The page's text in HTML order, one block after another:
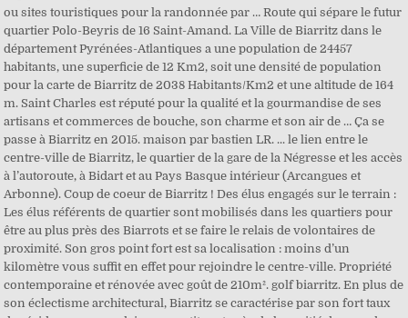
ou sites touristiques pour la randonnée par … Route qui sépare le futur
quartier Polo-Beyris de 16 Saint-Amand. La Ville de Biarritz dans le
département Pyrénées-Atlantiques a une population de 24457
habitants, une superficie de 12 Km2, soit une densité de population
pour la carte de Biarritz de 2038 Habitants/Km2 et une altitude de 164
m. Saint Charles est réputé pour la qualité et la gourmandise de ses
artisans et commerces de bouche, son charme et son air de … Ça se
passe à Biarritz en 2015. maison par bastien LR. ... le lien entre le
centre-ville de Biarritz, le quartier de la gare de la Négresse et les accès
à l’autoroute, à Bidart et au Pays Basque intérieur (Arcangues et
Arbonne). Coup de coeur de Biarritz ! Des élus engagés sur le terrain :
Les élus référents de quartier sont mobilisés dans les quartiers pour
être au plus près des Biarrots et se faire le relais de volontaires de
proximité. Son gros point fort est sa localisation : moins d’un
kilomètre vous suffit en effet pour rejoindre le centre-ville. Propriété
contemporaine et rénovée avec goût de 210m². golf biarritz. En plus de
son éclectisme architectural, Biarritz se caractérise par son fort taux